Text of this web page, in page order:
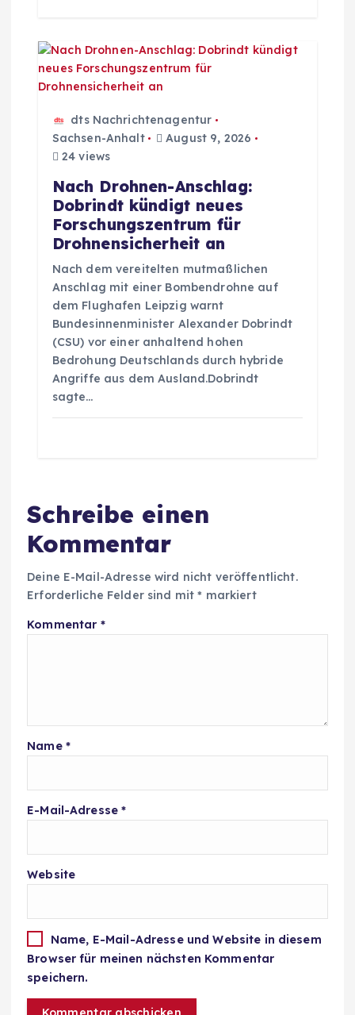
dts Nachrichtenagentur
Sachsen-Anhalt
August 9, 2026
24 views
Nach Drohnen-Anschlag:
Dobrindt kündigt neues
Forschungszentrum für
Drohnensicherheit an
Nach dem vereitelten mutmaßlichen
Anschlag mit einer Bombendrohne auf
dem Flughafen Leipzig warnt
Bundesinnenminister Alexander Dobrindt
(CSU) vor einer anhaltend hohen
Bedrohung Deutschlands durch hybride
Angriffe aus dem Ausland.Dobrindt
sagte…
Schreibe einen
Kommentar
Deine E-Mail-Adresse wird nicht veröffentlicht.
Erforderliche Felder sind mit* markiert
Kommentar *
Name *
E-Mail-Adresse*
Website
Name, E-Mail-Adresse und Website in diesem
Browser für meinen nächsten Kommentar
speichern.